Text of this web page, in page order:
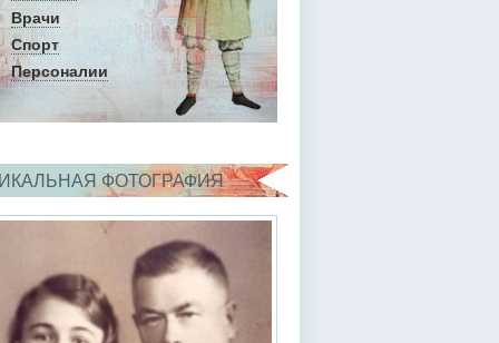
Врачи
Спорт
Персоналии
ФОТОГРАФИЯ